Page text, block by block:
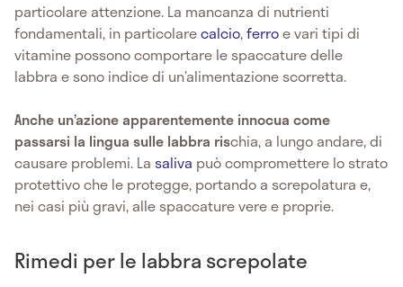
particolare attenzione. La mancanza di nutrienti
fondamentali, in particolarecalcio,ferroe vari tipi di
vitamine possono comportare le spaccature delle
labbra e sono indice di un’alimentazione scorretta.
Anche un’azione apparentemente innocua come
passarsi la lingua sulle labbra rischia, a lungo andare, di
causare problemi. La saliva può compromettere lo strato
protettivo che le protegge, portando a screpolatura e,
nei casi più gravi, alle spaccature vere e proprie.
Rimedi per le labbra screpolate